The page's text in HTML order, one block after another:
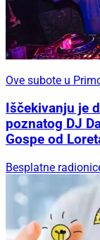
Ove subote u
Iščekivanju je
poznatog DJ
Gospe od
Besplatne